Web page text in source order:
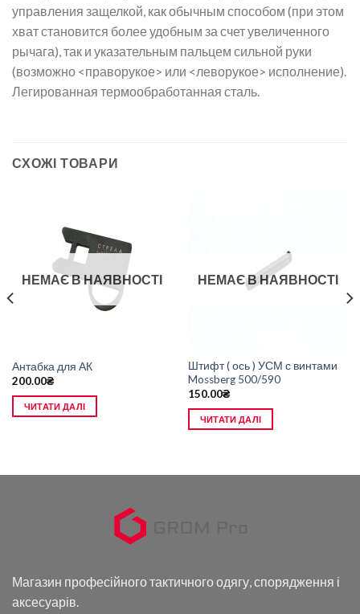
управления защелкой, как обычным способом (при этом
хват становится более удобным за счет увеличенного
рычага), так и указательным пальцем сильной руки
(возможно <праворукое> или <леворукое> исполнение).
Легированная термообработанная сталь.
СХОЖІ ТОВАРИ
НЕМАЄ В НАЯВНОСТІ
Антабка для АК
200.00₴
ЧИТАТИ ДАЛІ
НЕМАЄ В НАЯВНОСТІ
Штифт ( ось ) УСМ с винтами
Mossberg 500/590
150.00₴
ЧИТАТИ ДАЛІ
Магазин професійного тактичного одягу, спорядження і
аксесуарів.